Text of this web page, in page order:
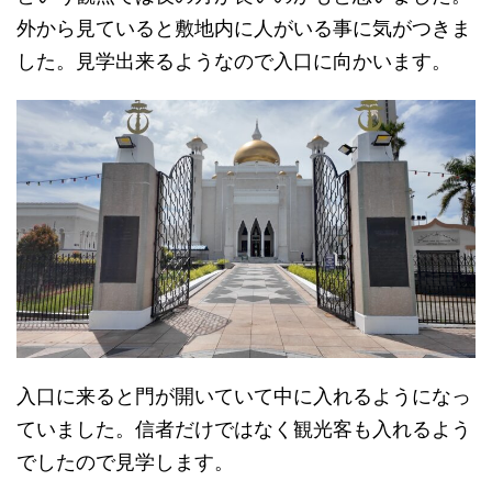
外から見ていると敷地内に人がいる事に気がつきま
した。見学出来るようなので入口に向かいます。
入口に来ると門が開いていて中に入れるようになっ
ていました。信者だけではなく観光客も入れるよう
でしたので見学します。